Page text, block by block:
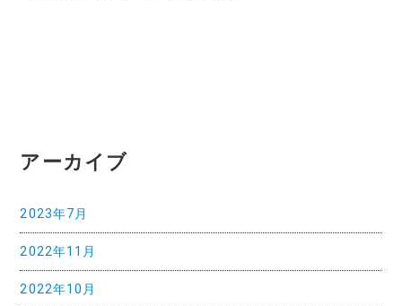
アーカイブ
2023年7月
2022年11月
2022年10月